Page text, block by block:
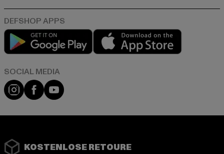
Play market
Instagram
FacebookYouTube
KOSTENLOSE RETOURE